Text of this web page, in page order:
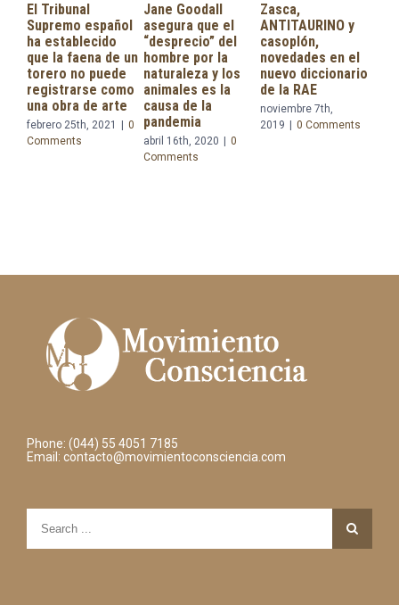
El Tribunal
Supremo español
ha establecido
que la faena de un
torero no puede
registrarse como
una obra de arte
febrero 25th, 2021
0
Comments
Jane Goodall
asegura que el
“desprecio” del
hombre por la
naturaleza y los
animales es la
causa de la
pandemia
abril 16th, 2020
0
Comments
Zasca,
ANTITAURINO y
casoplón,
novedades en el
nuevo diccionario
de la RAE
noviembre 7th,
2019
0 Comments
Phone: (044) 55 4051 7185
Email: contacto@movimientoconsciencia.com